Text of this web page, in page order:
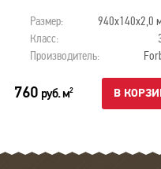
Размер:
940х140х2,0
Класс:
Производитель:
760 руб. м2 В